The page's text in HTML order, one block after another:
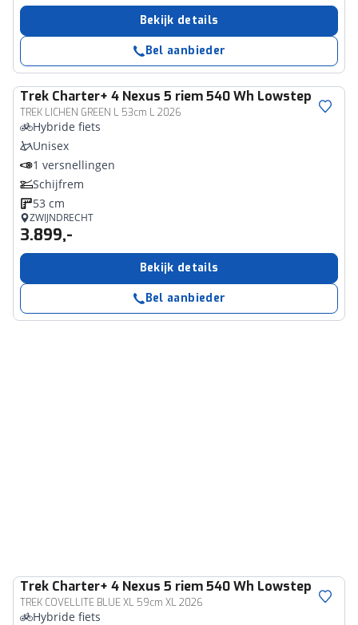
Bekijk details
Bel aanbieder
Trek Charter+ 4 Nexus 5 riem 540 Wh Lowstep
TREK LICHEN GREEN L 53cm L 2026
Hybride fiets
Unisex
1 versnellingen
Schijfrem
53 cm
ZWIJNDRECHT
3.899,-
Bekijk details
Bel aanbieder
Trek Charter+ 4 Nexus 5 riem 540 Wh Lowstep
TREK COVELLITE BLUE XL 59cm XL 2026
Hybride fiets